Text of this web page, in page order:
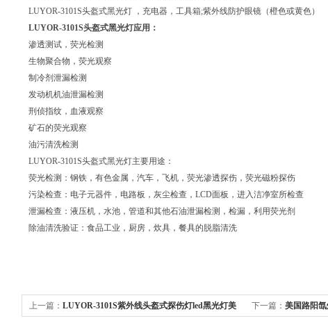
LUYOR-3101S头盔式黑光灯 ，充电器，工具箱;紫外线防护眼镜（橙色或黄色）
LUYOR-3101S头盔式黑光灯应用：
渗透测试，荧光检测
生物聚合物，荧光观察
制冷剂泄漏检测
发动机机油泄漏检测
刑侦指纹，血液观察
矿石的荧光观察
油污清洗检测
LUYOR-3101S头盔式黑光灯主要用途：
荧光检测：钢铁，有色金属，汽车，飞机，荧光渗透探伤，荧光磁粉探伤
污染检查：电子元器件，电路板，灰尘检查，LCD面板，进入洁净室所检查
泄漏检查：液压机，水池，管道和其他石油泄漏检测，检漏，利用荧光剂
除油清洗验证：食品工业，厨房，炊具，餐具的脱脂清洗
上一篇： LUYOR-3101S紫外线头盔式探伤灯led黑光灯美 下一篇： 美国路阳